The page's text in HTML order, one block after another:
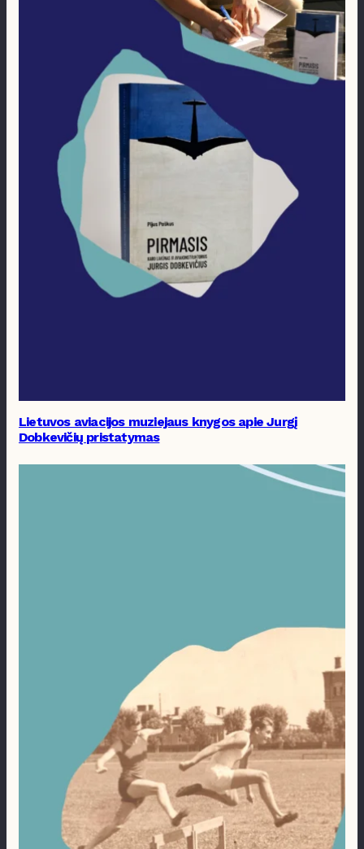
Lietuvos aviacijos muziejaus knygos apie Jurgį
Dobkevičių pristatymas